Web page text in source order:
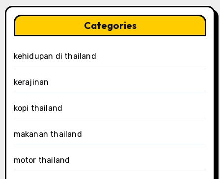
Categories
kehidupan di thailand
kerajinan
kopi thailand
makanan thailand
motor thailand